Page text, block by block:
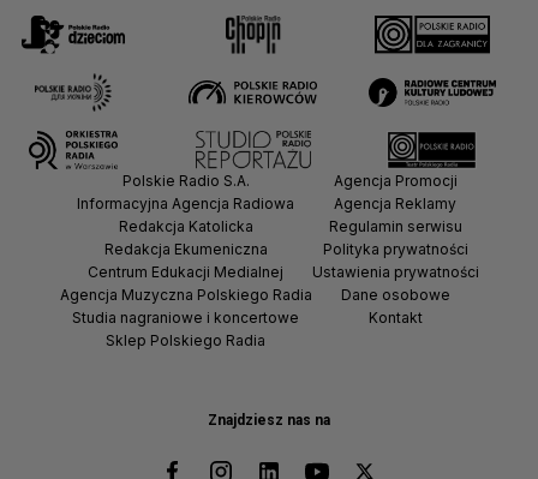
Znajdziesz nas na
Polskie Radio S.A.
Informacyjna Agencja Radiowa
Redakcja Katolicka
Redakcja Ekumeniczna
Centrum Edukacji Medialnej
Agencja Muzyczna Polskiego Radia
Studia nagraniowe i koncertowe
Sklep Polskiego Radia
Agencja Promocji
Agencja Reklamy
Regulamin serwisu
Polityka prywatności
Ustawienia prywatności
Dane osobowe
Kontakt